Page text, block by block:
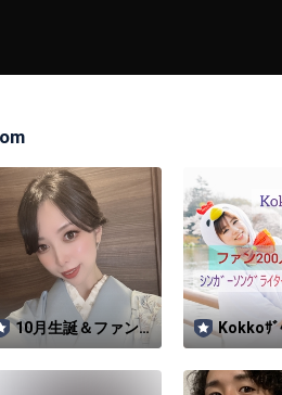
10月生誕＆ファン
ミ【見るな危険⚠️】
アィコにおまかせ!Z
Kokkoｻﾞ
ﾚｰﾒﾝｽﾞﾊﾟ